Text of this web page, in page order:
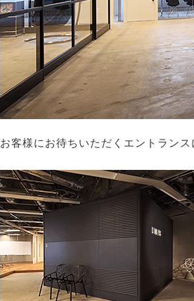
お客様にお待ちいただくエントラン